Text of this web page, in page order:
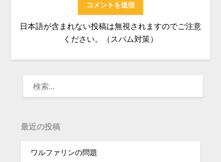
日本語が含まれない投稿は無視されますのでご注意
ください。（スパム対策）
最近の投稿
ワルファリンの問題